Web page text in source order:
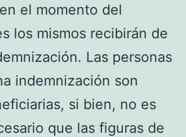
el momento del
los mismos recibirán de
Las personas
indemnización son
si bien, no es
que las figuras de